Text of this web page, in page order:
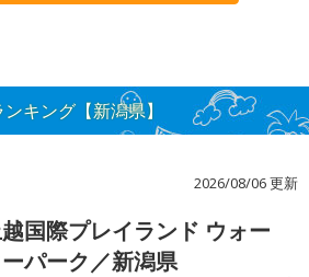
キング【新潟県】
2026/08/06 更新
国際プレイランド ウォー
パーク／新潟県